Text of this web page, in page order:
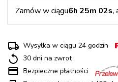
Zamów w ciągu6h 25m 02s,
Wysyłka w ciągu 24 godzin
30 dni na zwrot
Bezpieczne płatności